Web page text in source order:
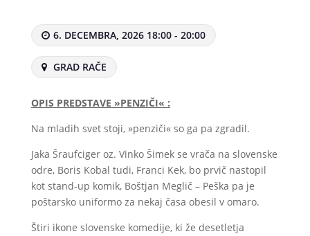
6. DECEMBRA, 2026 18:00 - 20:00
GRAD RAČE
OPIS PREDSTAVE »PENZIČI« :
Na mladih svet stoji, »penziči« so ga pa zgradil.
Jaka Šraufciger oz. Vinko Šimek se vrača na slovenske
odre, Boris Kobal tudi, Franci Kek, bo prvič nastopil
kot stand-up komik, Boštjan Meglič – Peška pa je
poštarsko uniformo za nekaj časa obesil v omaro.
Štiri ikone slovenske komedije, ki že desetletja